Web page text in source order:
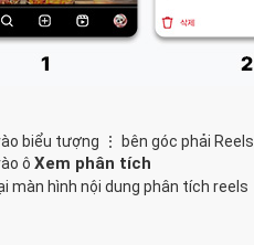
biểu tượng ⋮ bên góc phải Reels
ô Xem phân tích
màn hình nội dung phân tích reels